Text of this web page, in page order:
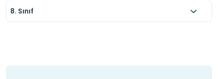
8. Sınıf